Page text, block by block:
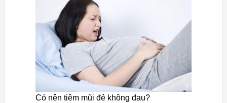
Có nên tiêm mũi đẻ không đau?